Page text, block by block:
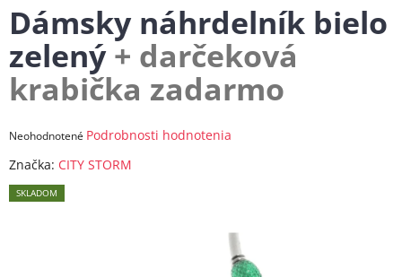
Dámsky náhrdelník bielo
zelený+ darčeková
krabička zadarmo
Priemerné
produktu
je
Neohodnotené Podrobnosti hodnotenia
Značka: CITY STORM
SKLADOM